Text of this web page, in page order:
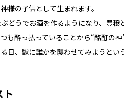
様の子供として生まれます。
どうでお酒を作るようになり、豊穣
も酔っ払っていることから“酩酊の神
日、獣に誰かを襲わせてみようとい
ト